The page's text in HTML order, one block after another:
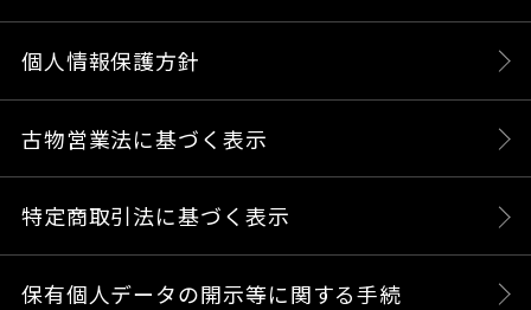
個人情報保護方針
古物営業法に基づく表示
特定商取引法に基づく表示
保有個人データの開示等に関する手続